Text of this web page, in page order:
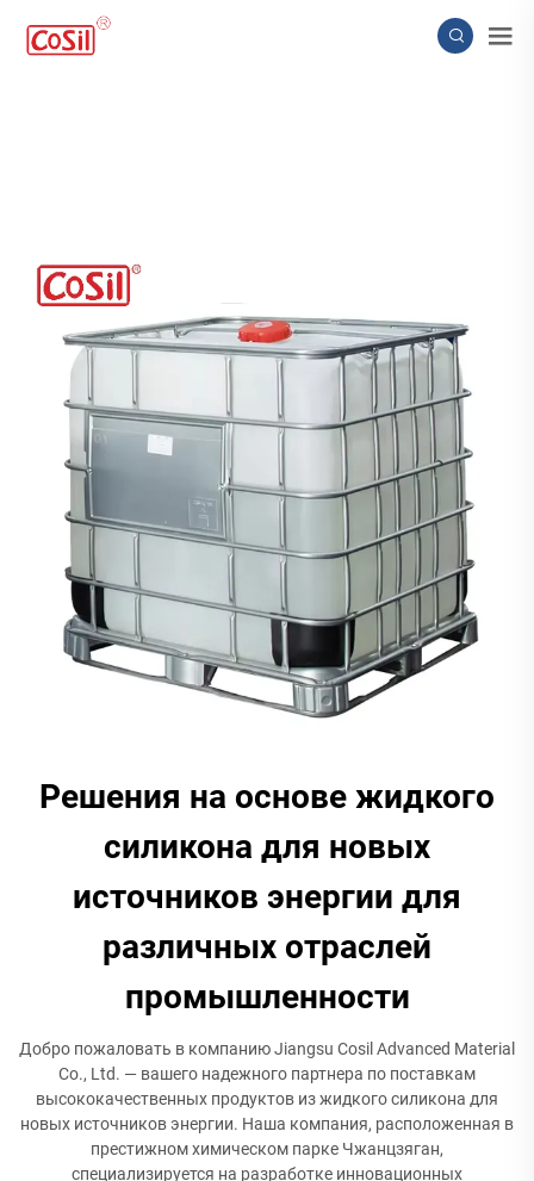
Решения на основе жидкого
силикона для новых
источников энергии для
различных отраслей
промышленности
Добро пожаловать в компанию Jiangsu Cosil Advanced Material
Co., Ltd. — вашего надежного партнера по поставкам
высококачественных продуктов из жидкого силикона для
новых источников энергии. Наша компания, расположенная в
престижном химическом парке Чжанцзяган,
специализируется на разработке инновационных